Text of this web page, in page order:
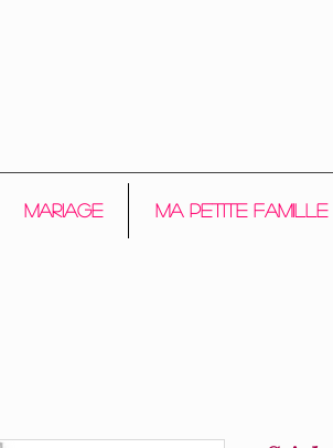
Mariage Ma petite Famille